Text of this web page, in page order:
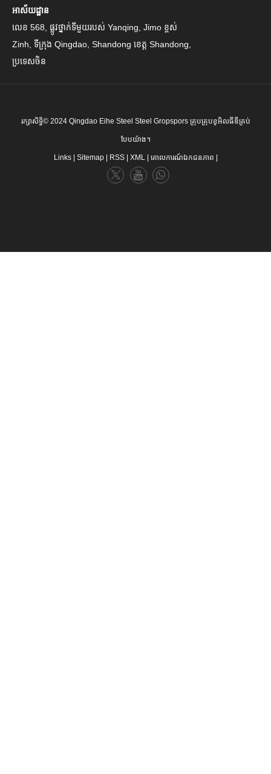
អាស័យដ្ឋាន
លេខ 568, ផ្លូវថ្នាក់ទីមួយរបស់ Yanqing, Jimo ខ្ពស់
Zinh, ទីក្រុង Qingdao, Shandong ខេត្ត Shandong,
ប្រទេសចិន
រក្សាសិទ្ធិ© 2024 Qingdao Eihe Steel Steel Gropspors គ្រុបគ្រុបខូអិលធីឌីគ្រប់
បែបយ៉ាង។
Links Sitemap RSS XML គោលការណ៍ឯកជនភាព